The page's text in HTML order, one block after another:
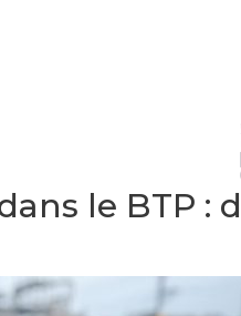
le BTP :